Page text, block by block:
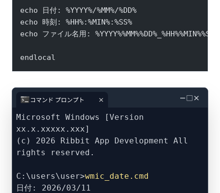
echo 日付: %YYYY%/%MM%/%DD%
echo 時刻: %HH%:%MIN%:%SS%
echo ファイル名用: %YYYY%%MM%%DD%_%HH%%MIN%%SS%
endlocal
－□×
コマンド プロンプト
Microsoft Windows [Version
xx.x.xxxxx.xxx]
(c) 2026 Ribbit App Development All
rights reserved.
C:\users\user>wmic_date.cmd
日付: 2026/03/11